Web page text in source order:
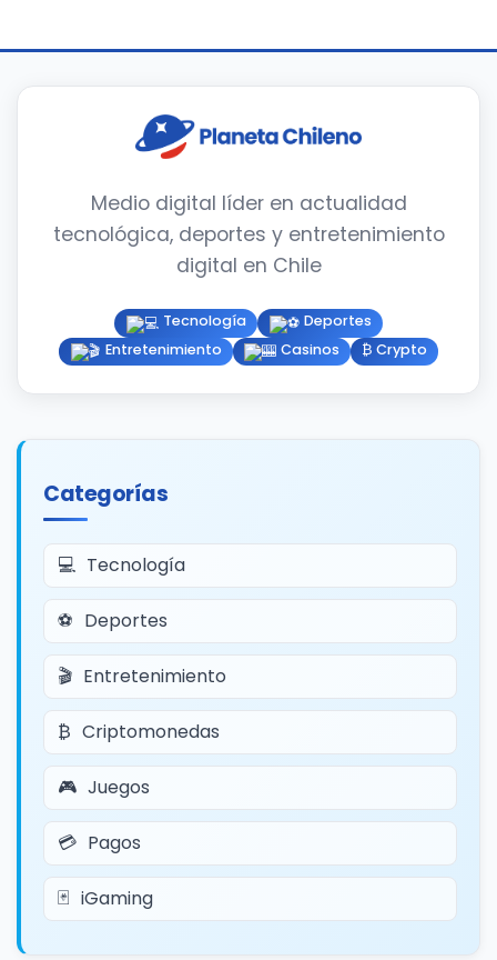
Medio digital líder en actualidad
tecnológica, deportes y entretenimiento
digital en Chile
Tecnología
Deportes
Entretenimiento
Casinos ₿ Crypto
Categorías
Tecnología
Deportes
Entretenimiento
Criptomonedas
Juegos
Pagos
iGaming